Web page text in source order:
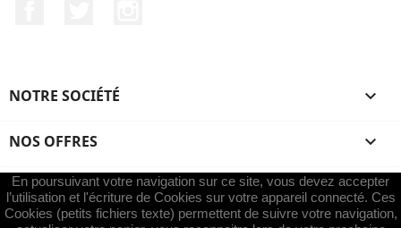
NOTRE SOCIÉTÉ 
NOS OFFRES 
VOTRE COMPTE 
En poursuivant votre navigation sur ce site, vous devez accepter
l’utilisation et l'écriture de Cookies sur votre appareil connecté. Ces
Cookies (petits fichiers texte) permettent de suivre votre navigation,